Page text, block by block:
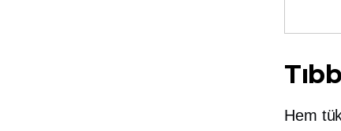
Hem